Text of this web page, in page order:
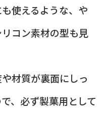
使えるような、や
コン素材の型も見
材質が裏面にしっ
、必ず製菓用として